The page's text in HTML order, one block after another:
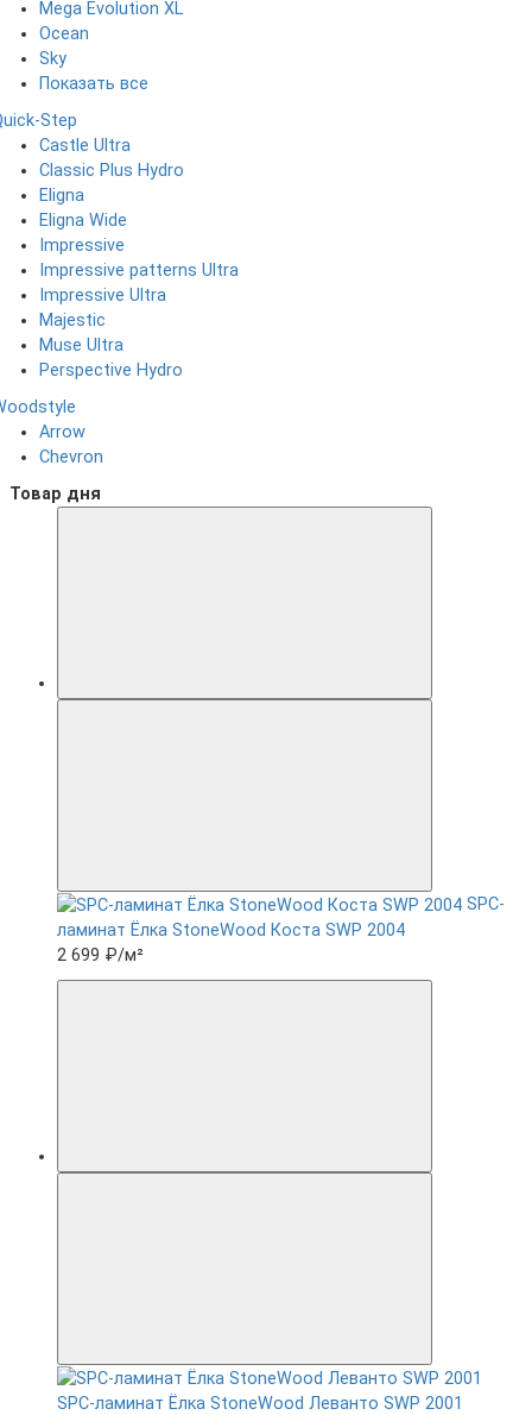
Mega Evolution XL
Ocean
Sky
Показать все
Step
Castle Ultra
Classic Plus Hydro
Eligna
Eligna Wide
Impressive
Impressive patterns Ultra
Impressive Ultra
Majestic
Muse Ultra
Perspective Hydro
Arrow
Chevron
Товар дня
SPC-
ламинат Ëлка StoneWood Коста SWP 2004
2 699 ₽/м²
SPC-ламинат Ëлка StoneWood Леванто SWP 2001